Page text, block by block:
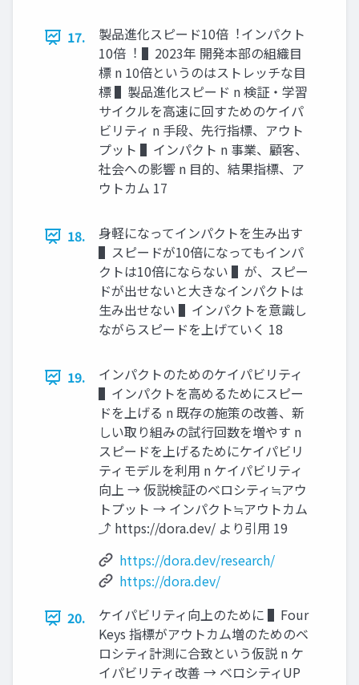
17.
製品進化スピード10倍︕インパクト
10倍︕ ▌2023年 開発本部の組織⽬
標 n 10倍というのはストレッチな⽬
標 ▌製品進化スピード n 検証・学習
サイクルを⾼速に回すためのケイパ
ビリティ n ⼿段、先⾏指標、アウト
プット ▌インパクト n 事業、顧客、
社会への影響 n ⽬的、結果指標、ア
ウトカム 17
18.
⾝軽になってインパクトを⽣み出す
▌スピードが10倍になってもインパ
クトは10倍にならない ▌が、スピー
ドが出せないと⼤きなインパクトは
⽣み出せない ▌インパクトを意識し
ながらスピードを上げていく 18
19.
インパクトのためのケイパビリティ
▌インパクトを⾼めるためにスピー
ドを上げる n 既存の施策の改善、新
しい取り組みの試⾏回数を増やす n
スピードを上げるためにケイパビリ
ティモデルを利⽤ n ケイパビリティ
向上 → 仮説検証のベロシティ≒アウ
トプット → インパクト≒アウトカム
⤴ https://dora.dev/ より引⽤ 19
https://dora.dev/research/
https://dora.dev/
20.
ケイパビリティ向上のために ▌Four
Keys 指標がアウトカム増のためのベ
ロシティ計測に合致という仮説 n ケ
イパビリティ改善 → ベロシティUP